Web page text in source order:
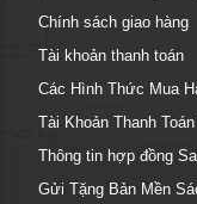
Chính sách giao hàng
Tài khoản thanh toán
Các Hình Thức Mua
Tài Khoản Thanh
Thông tin hợp đồng
Gửi Tặng Bản Mền